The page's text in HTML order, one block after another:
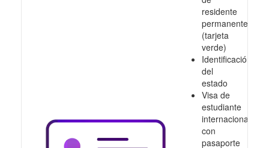
residente
permanente
(tarjeta
verde)
Identificación
del
estado
Visa de
estudiante
internacional
con
pasaporte